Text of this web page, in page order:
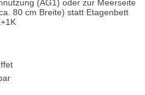
(AG1) oder zur Meerseite
80 cm Breite) statt Etagenbett